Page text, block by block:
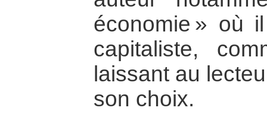
économie » où
capitaliste,
laissant au
son choix.